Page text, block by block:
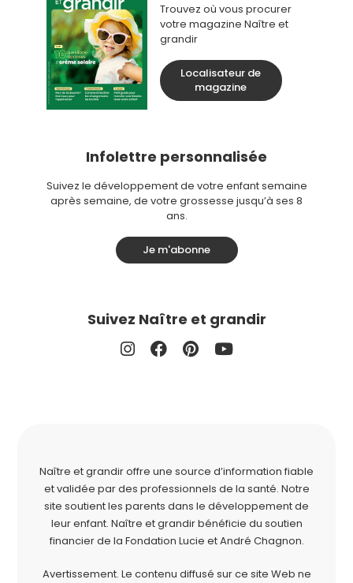
Trouvez où vous procurer
votre magazine Naître et
grandir
Localisateur de
magazine
Infolettre personnalisée
Suivez le développement de votre enfant semaine
après semaine, de votre grossesse jusqu’à ses 8
ans.
Je m'abonne
Suivez Naître et grandir
Naître et grandir offre une source d’information fiable
et validée par des professionnels de la santé. Notre
site soutient les parents dans le développement de
leur enfant. Naître et grandir bénéficie du soutien
financier de la Fondation Lucie et André Chagnon.
Avertissement. Le contenu diffusé sur ce site Web ne